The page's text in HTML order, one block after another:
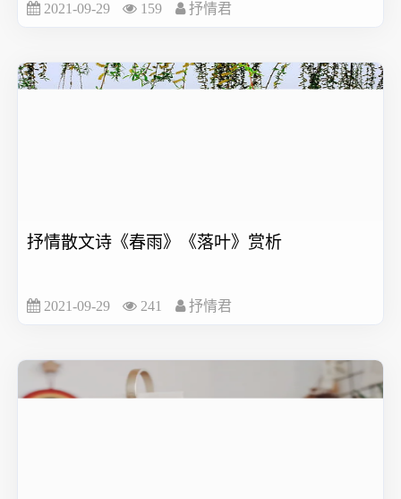
2021-09-29 159 抒情君
抒情散文诗《春雨》《落叶》赏析
2021-09-29 241 抒情君